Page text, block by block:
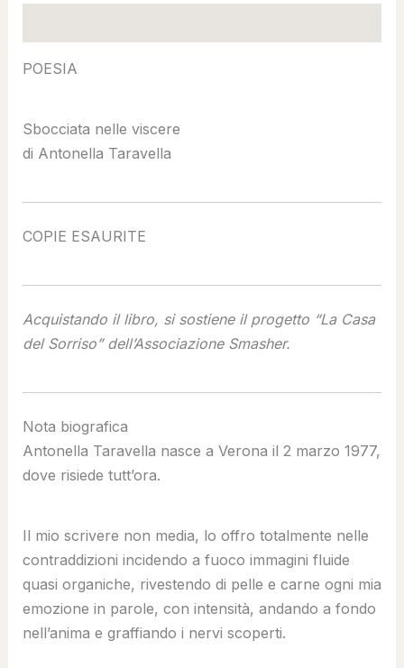
POESIA
Sbocciata nelle viscere
di Antonella Taravella
COPIE ESAURITE
Acquistando il libro, si sostiene il progetto “La Casa
del Sorriso” dell’Associazione Smasher.
Nota biografica
Antonella Taravella nasce a Verona il 2 marzo 1977,
dove risiede tutt’ora.
Il mio scrivere non media, lo offro totalmente nelle
contraddizioni incidendo a fuoco immagini fluide
quasi organiche, rivestendo di pelle e carne ogni mia
emozione in parole, con intensità, andando a fondo
nell’anima e graffiando i nervi scoperti.